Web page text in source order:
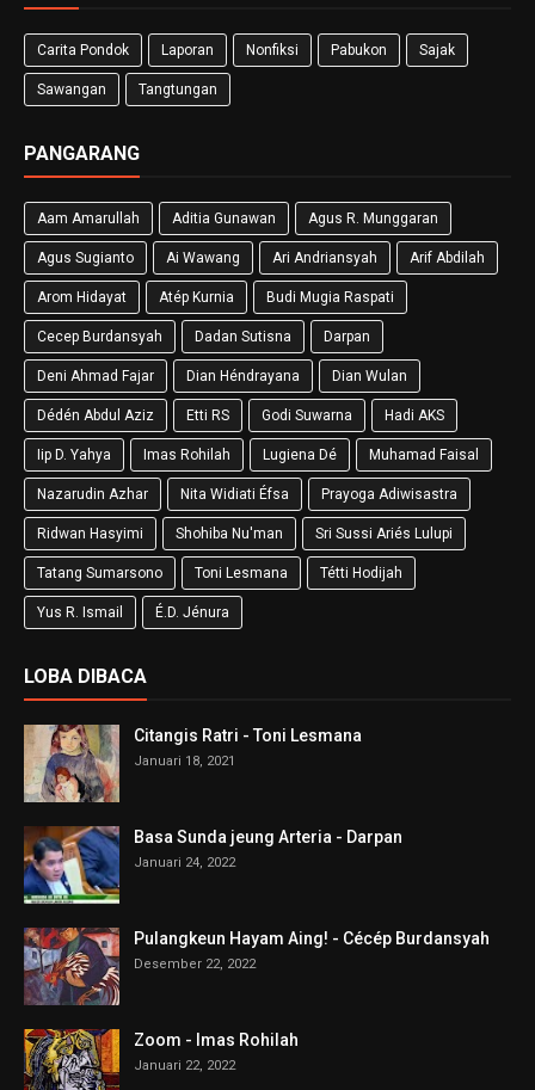
Carita Pondok Laporan Nonfiksi Pabukon Sajak
Sawangan Tangtungan
PANGARANG
Aam Amarullah Aditia Gunawan Agus R. Munggaran
Agus Sugianto Ai Wawang Ari Andriansyah Arif Abdilah
Arom Hidayat Atép Kurnia Budi Mugia Raspati
Cecep Burdansyah Dadan Sutisna Darpan
Deni Ahmad Fajar Dian Héndrayana Dian Wulan
Dédén Abdul Aziz Etti RS Godi Suwarna Hadi AKS
Iip D. Yahya Imas Rohilah Lugiena Dé Muhamad Faisal
Nazarudin Azhar Nita Widiati Éfsa Prayoga Adiwisastra
Ridwan Hasyimi Shohiba Nu'man Sri Sussi Ariés Lulupi
Tatang Sumarsono Toni Lesmana Tétti Hodijah
Yus R. Ismail É.D. Jénura
LOBA DIBACA
Citangis Ratri - Toni Lesmana
Januari 18, 2021
Basa Sunda jeung Arteria - Darpan
Januari 24, 2022
Pulangkeun Hayam Aing! - Cécép Burdansyah
Desember 22, 2022
Zoom - Imas Rohilah
Januari 22, 2022